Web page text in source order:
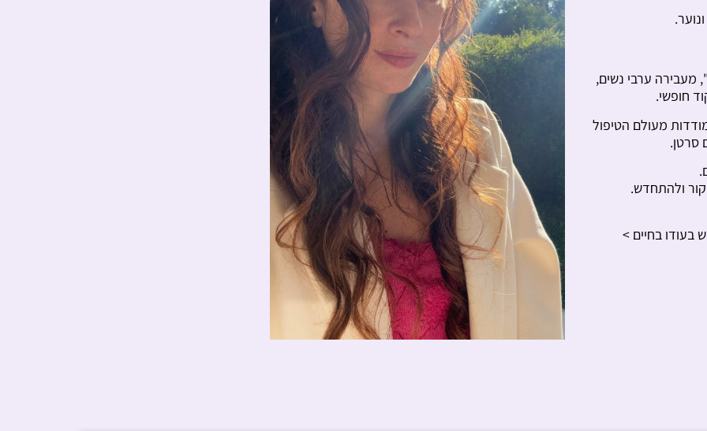
מעבירה ערבי נשים,
חופשי.
מעולם הטיפול
סרטן.
ולהתחדש.
בעודו בחיים >